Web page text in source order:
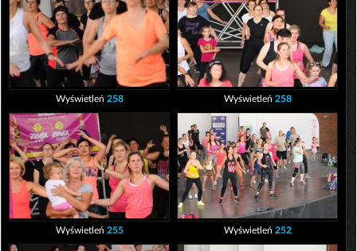
Wyświetleń 258 Wyświetleń 258
Wyświetleń 255 Wyświetleń 252